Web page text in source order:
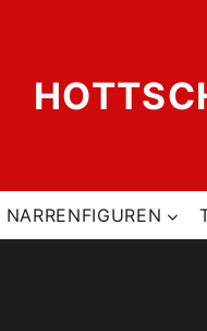
NARRENFIGUREN